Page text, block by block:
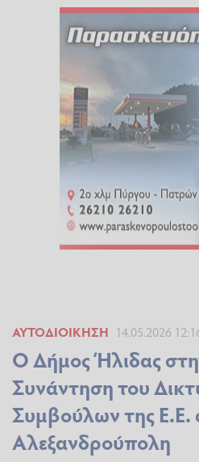
ΑΥΤΟΔΙΟΊΚΗΣΗ 14.05.2026
Ο Δήμος Ήλιδας
Συνάντηση του
Συμβούλων της Ε.Ε.
Αλεξανδρούπολη